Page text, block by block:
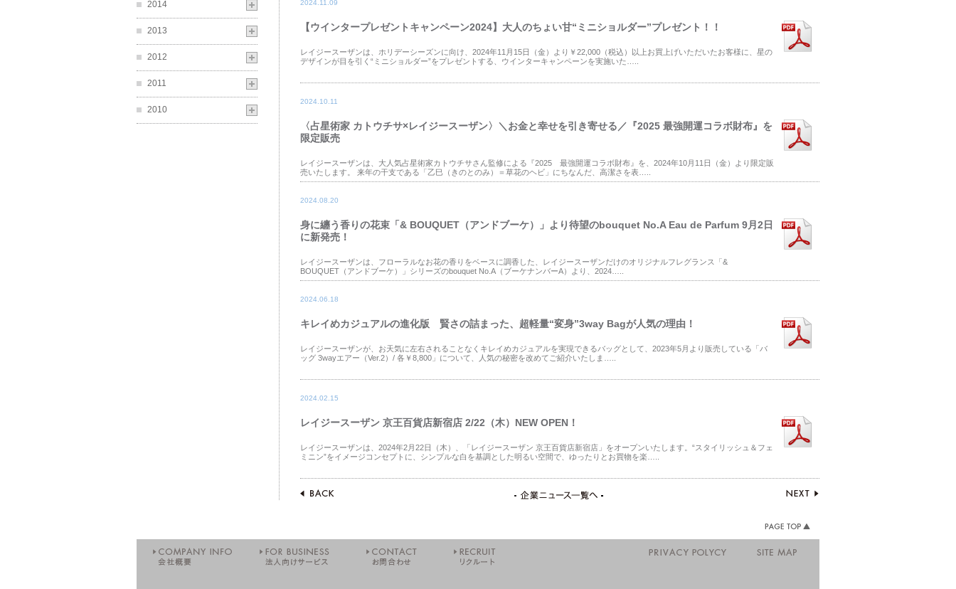
2014
2013
2012
2011
2010
2024.11.09
【ウインタープレゼントキャンペーン2024】大人のちょい甘“ミニショルダー”プレゼント！！
レイジースーザンは、ホリデーシーズンに向け、2024年11月15日（金）より￥22,000（税込）以上お買上げいただいたお客様に、星の
デザインが目を引く“ミニショルダー”をプレゼントする、ウインターキャンペーンを実施いた…..
2024.10.11
〈占星術家 カトウチサ×レイジースーザン〉＼お金と幸せを引き寄せる／『2025 最強開運コラボ財布』を
限定販売
レイジースーザンは、大人気占星術家カトウチサさん監修による『2025 最強開運コラボ財布』を、2024年10月11日（金）より限定販
売いたします。 来年の干支である「乙巳（きのとのみ）＝草花のヘビ」にちなんだ、高潔さを表…..
2024.08.20
身に纏う香りの花束「& BOUQUET（アンドブーケ）」より待望のbouquet No.A Eau de Parfum 9月2日
に新発売！
レイジースーザンは、フローラルなお花の香りをベースに調香した、レイジースーザンだけのオリジナルフレグランス「&
BOUQUET（アンドブーケ）」シリーズのbouquet No.A（ブーケナンバーA）より、2024…..
2024.06.18
キレイめカジュアルの進化版 賢さの詰まった、超軽量“変身”3way Bagが人気の理由！
レイジースーザンが、お天気に左右されることなくキレイめカジュアルを実現できるバッグとして、2023年5月より販売している「バ
ッグ 3wayエアー（Ver.2）/ 各￥8,800」について、人気の秘密を改めてご紹介いたしま…..
2024.02.15
レイジースーザン 京王百貨店新宿店 2/22（木）NEW OPEN！
レイジースーザンは、2024年2月22日（木）、「レイジースーザン 京王百貨店新宿店」をオープンいたします。“スタイリッシュ＆フェ
ミニン”をイメージコンセプトに、シンプルな白を基調とした明るい空間で、ゆったりとお買物を楽…..